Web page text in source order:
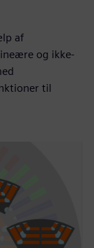
af
og ikke-
til